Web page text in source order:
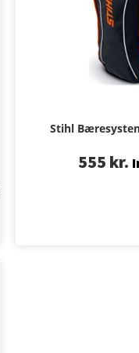
Stihl
555 kr.